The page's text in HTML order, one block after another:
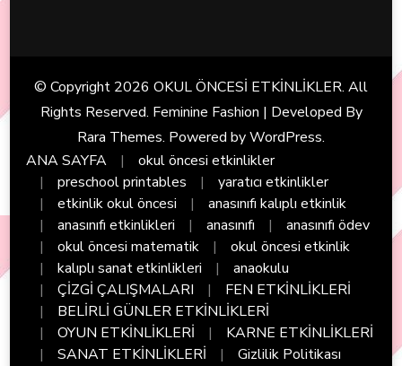
© Copyright 2026 OKUL ÖNCESİ ETKİNLİKLER. All
Rights Reserved. Feminine Fashion | Developed By
Rara Themes. Powered byWordPress.
ANA SAYFA
okul öncesi etkinlikler
preschool printables
yaratıcı etkinlikler
etkinlik okul öncesi
anasınıfı kalıplı etkinlik
anasınıfı etkinlikleri
anasınıfı
anasınıfı ödev
okul öncesi matematik
okul öncesi etkinlik
kalıplı sanat etkinlikleri
anaokulu
ÇİZGİ ÇALIŞMALARI
FEN ETKİNLİKLERİ
BELİRLİ GÜNLER ETKİNLİKLERİ
OYUN ETKİNLİKLERİ
KARNE ETKİNLİKLERİ
SANAT ETKİNLİKLERİ
Gizlilik Politikası